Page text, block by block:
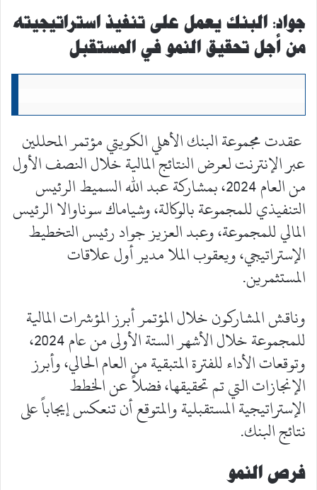
جواد: البنك يعمل على تنفيذ استراتيجيته
من أجل تحقيق النمو في المستقبل
عقدت مجموعة البنك الأهلي الكويتي مؤتمر المحللين
عبر الإنترنت لعرض النتائج المالية خلال النصف الأول
من العام 2024، بمشاركة عبد الله السميط الرئيس
التنفيذي للمجموعة بالوكالة، وشياماك سوناوالا الرئيس
المالي للمجموعة، وعبد العزيز جواد رئيس التخطيط
الإستراتيجي، ويعقوب الملا مدير أول علاقات
المستثمرين.
وناقش المشاركون خلال المؤتمر أبرز المؤشرات المالية
للمجموعة خلال الأشهر الستة الأولى من عام 2024،
وتوقعات الأداء للفترة المتبقية من العام الحالي، وأبرز
الإنجازات التي تم تحقيقها، فضلاً عن الخطط
الإستراتيجية المستقبلية والمتوقع أن تنعكس إيجاباً على
نتائج البنك.
فرص النمو